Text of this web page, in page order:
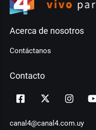
Acerca de nosotros
Contáctanos
Contacto
canal4@canal4.com.uy